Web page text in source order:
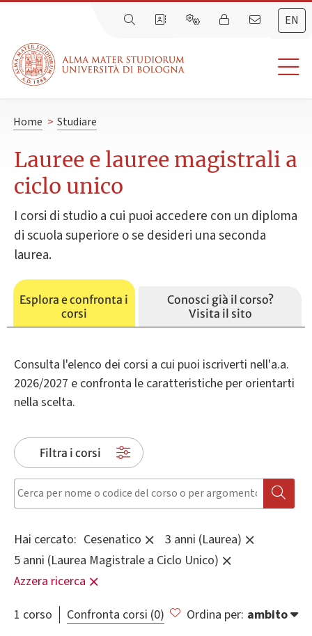
EN
Home > Studiare
Lauree e lauree magistrali a
ciclo unico
I corsi di studio a cui puoi accedere con un diploma
di scuola superiore o se desideri una seconda
laurea.
Esplora e confronta i
corsi
Conosci già il corso?
Visita il sito
Consulta l'elenco dei corsi a cui puoi iscriverti nell'a.a.
2026/2027 e confronta le caratteristiche per orientarti
nella scelta.
Filtra i corsi
Hai cercato: Cesenatico
3 anni (Laurea)
5 anni (Laurea Magistrale a Ciclo Unico)
Azzera ricerca
1 corso
Confronta corsi (0) Ordina per: ambito